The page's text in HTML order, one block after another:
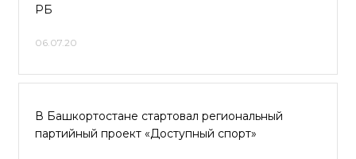
РБ
06.07.20
В Башкортостане стартовал региональный
партийный проект «Доступный спорт»